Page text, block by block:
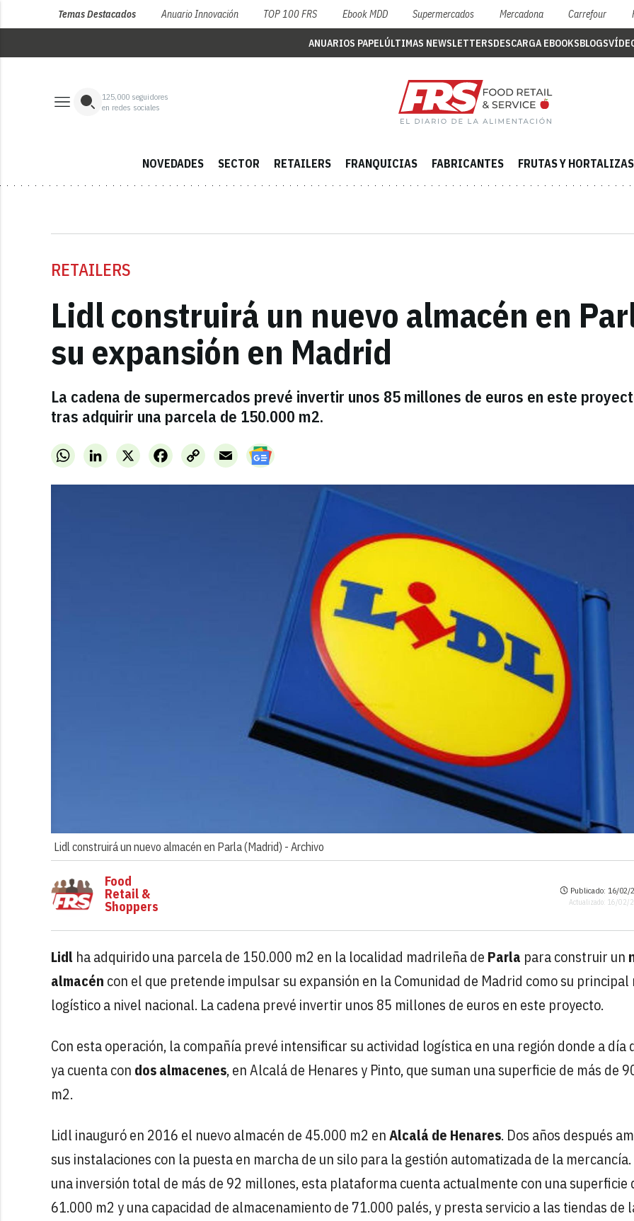
Temas Destacados Anuario Innovación TOP 100 FRS Ebook MDD Supermercados Mercadona Carrefour
ANUARIOS PAPELÚLTIMAS NEWSLETTERSDESCARGA EBOOKSBLOGS
125,000 seguidores
en redes sociales
NOVEDADES SECTOR RETAILERS FRANQUICIAS FABRICANTES FRUTAS Y HORTALIZAS
RETAILERS
Lidl construirá un nuevo almacén en
su expansión en Madrid
La cadena de supermercados prevé invertir unos 85 millones de euros en este
tras adquirir una parcela de 150.000 m2.
WhatsAppLinkedInX FacebookCopy
Link
Email
Lidl construirá un nuevo almacén en Parla (Madrid) - Archivo
Food
Retail &
Shoppers
Publicado: 16/02/
Actualizado: 16/02/
Lidl ha adquirido una parcela de 150.000 m2 en la localidad madrileña de Parla para construir un
almacén con el que pretende impulsar su expansión en la Comunidad de Madrid como su principal
logístico a nivel nacional. La cadena prevé invertir unos 85 millones de euros en este proyecto.
Con esta operación, la compañía prevé intensificar su actividad logística en una región donde a día
ya cuenta con dos almacenes, en Alcalá de Henares y Pinto, que suman una superficie de más de
m2.
Lidl inauguró en 2016 el nuevo almacén de 45.000 m2 enAlcalá de Henares. Dos años después
sus instalaciones con la puesta en marcha de un silo para la gestión automatizada de la mercancía.
una inversión total de más de 92 millones, esta plataforma cuenta actualmente con una superficie
61.000 m2 y una capacidad de almacenamiento de 71.000 palés, y presta servicio a las tiendas de